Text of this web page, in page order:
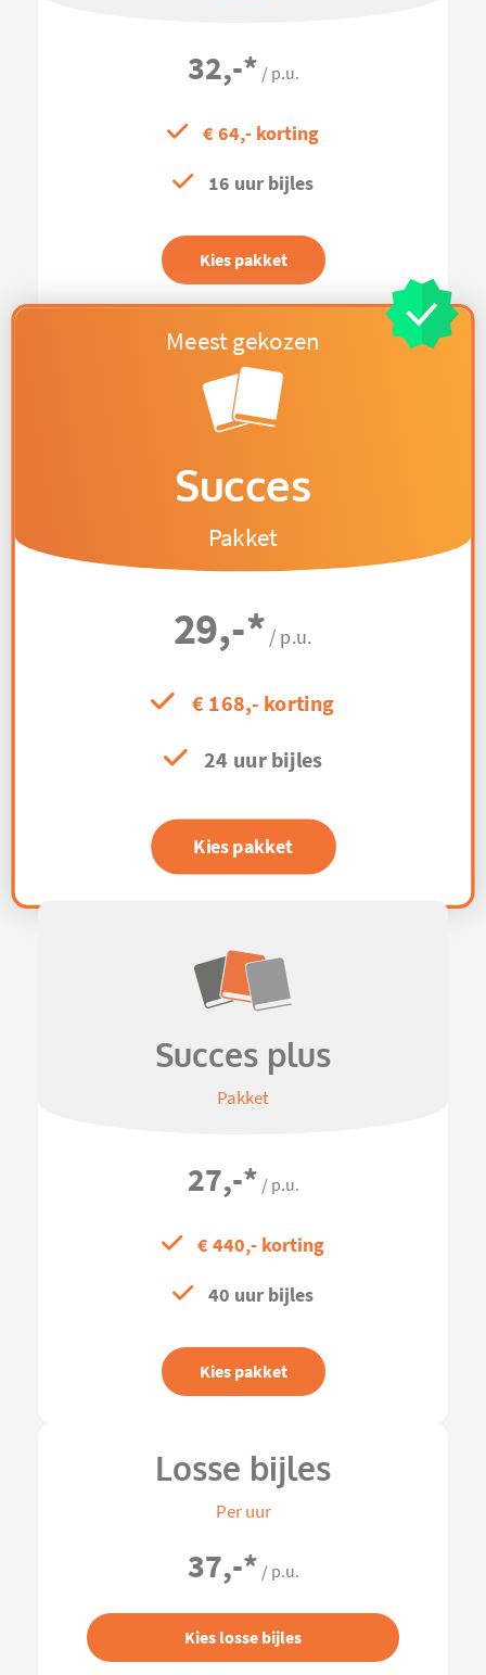
32,-* / p.u.
€ 64,- korting
16 uur bijles
Kies pakket
Succes
Pakket
29,-* / p.u.
€ 168,- korting
24 uur bijles
Kies pakket
Succes plus
Pakket
27,-* / p.u.
€ 440,- korting
40 uur bijles
Kies pakket
Losse bijles
Per uur
37,-* / p.u.
Kies losse bijles